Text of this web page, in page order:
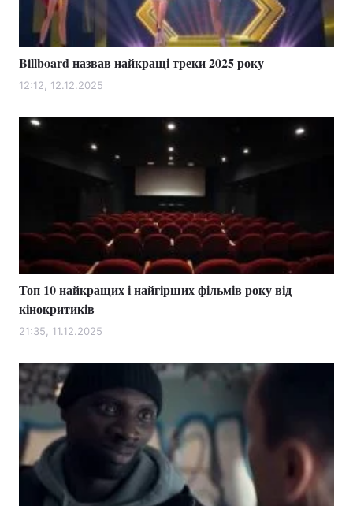
Billboard назвав найкращі треки 2025 року
12:12, 12.12.2025
Топ 10 найкращих і найгірших фільмів року від
кінокритиків
21:35, 11.12.2025